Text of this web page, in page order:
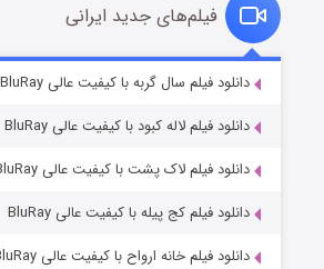
قسمت۶ (زیرنویس)
فیلم‌های جدید ایرانی
دانلود فیلم سال گربه با کیفیت عالی BluRay
دانلود فیلم لاله کبود با کیفیت عالی BluRay
دانلود فیلم لاک پشت با کیفیت عالی BluRay
دانلود فیلم کج‌ پیله با کیفیت عالی BluRay
دانلود فیلم خانه ارواح با کیفیت عالی BluRay